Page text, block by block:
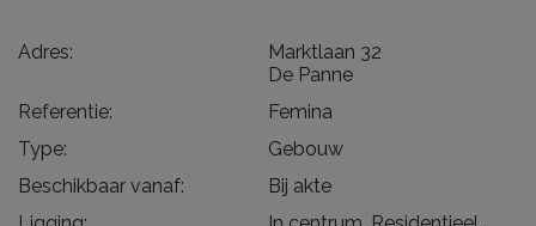
Adres:
Marktlaan 32
De Panne
Referentie:
Femina
Type:
Gebouw
Beschikbaar vanaf:
Bij akte